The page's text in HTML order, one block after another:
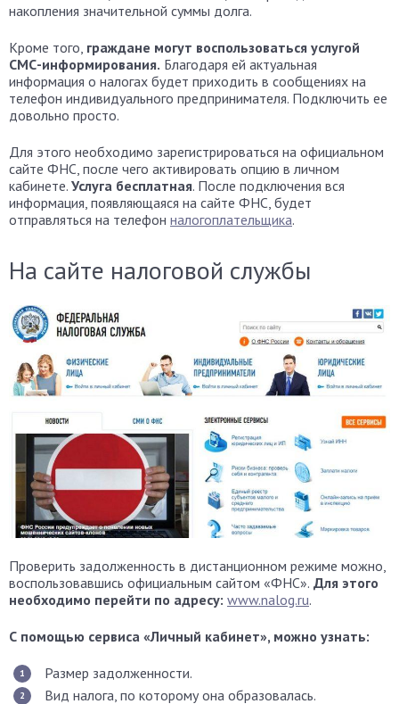
накопления значительной суммы долга.
Кроме того, граждане могут воспользоваться услугой
СМС-информирования. Благодаря ей актуальная
информация о налогах будет приходить в сообщениях на
телефон индивидуального предпринимателя. Подключить ее
довольно просто.
Для этого необходимо зарегистрироваться на официальном
сайте ФНС, после чего активировать опцию в личном
кабинете. Услуга бесплатная. После подключения вся
информация, появляющаяся на сайте ФНС, будет
отправляться на телефон налогоплательщика.
На сайте налоговой службы
Проверить задолженность в дистанционном режиме можно,
воспользовавшись официальным сайтом «ФНС». Для этого
необходимо перейти по адресу: www.nalog.ru.
С помощью сервиса «Личный кабинет», можно узнать:
Размер задолженности.
Вид налога, по которому она образовалась.